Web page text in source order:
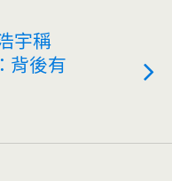
宇稱
背後有